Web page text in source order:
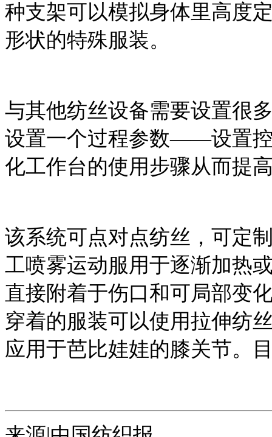
种支架可以模拟身体里高度
形状的特殊服装。
与其他纺丝设备需要设置很
设置一个过程参数——设置
化工作台的使用步骤从而提
该系统可点对点纺丝，可定
工喷雾运动服用于逐渐加热
直接附着于伤口和可局部变
穿着的服装可以使用拉伸纺
应用于芭比娃娃的膝关节。